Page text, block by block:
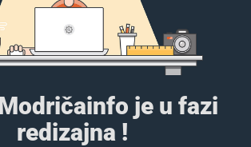
je u fazi
redizajna !